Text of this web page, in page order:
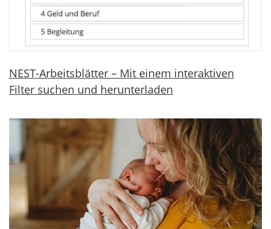
NEST-Arbeitsblätter – Mit einem interaktiven
Filter suchen und herunterladen